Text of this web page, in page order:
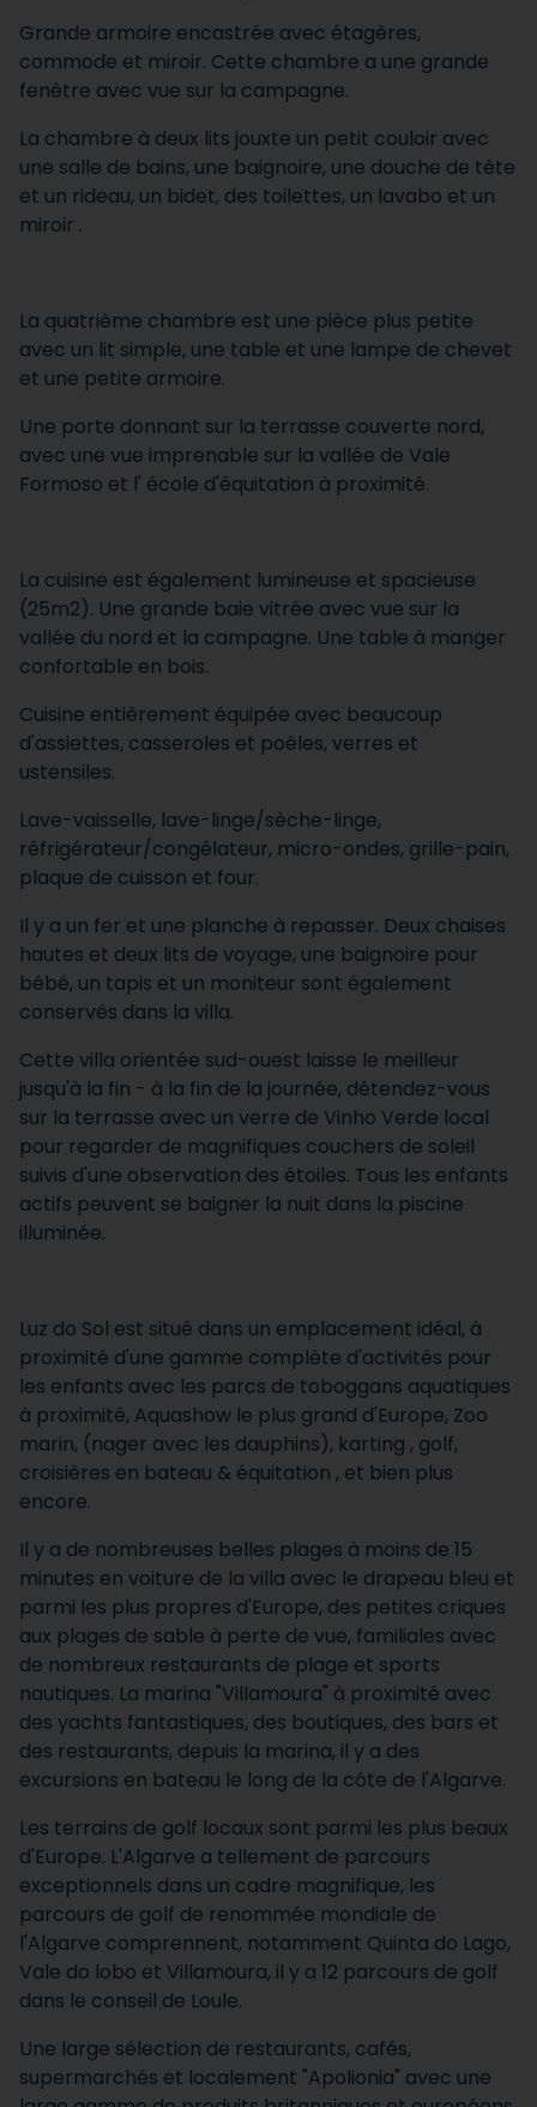
Grande armoire encastrée avec étagères,
commode et miroir. Cette chambre a une grande
fenêtre avec vue sur la campagne.
La chambre à deux lits jouxte un petit couloir avec
une salle de bains, une baignoire, une douche de tête
et un rideau, un bidet, des toilettes, un lavabo et un
miroir .
La quatrième chambre est une pièce plus petite
avec un lit simple, une table et une lampe de chevet
et une petite armoire.
Une porte donnant sur la terrasse couverte nord,
avec une vue imprenable sur la vallée de Vale
Formoso et l' école d'équitation à proximité.
La cuisine est également lumineuse et spacieuse
(25m2). Une grande baie vitrée avec vue sur la
vallée du nord et la campagne. Une table à manger
confortable en bois.
Cuisine entièrement équipée avec beaucoup
d'assiettes, casseroles et poêles, verres et
ustensiles.
Lave-vaisselle, lave-linge/sèche-linge,
réfrigérateur/congélateur, micro-ondes, grille-pain,
plaque de cuisson et four.
Il y a un fer et une planche à repasser. Deux chaises
hautes et deux lits de voyage, une baignoire pour
bébé, un tapis et un moniteur sont également
conservés dans la villa.
Cette villa orientée sud-ouest laisse le meilleur
jusqu'à la fin - à la fin de la journée, détendez-vous
sur la terrasse avec un verre de Vinho Verde local
pour regarder de magnifiques couchers de soleil
suivis d'une observation des étoiles. Tous les enfants
actifs peuvent se baigner la nuit dans la piscine
illuminée.
Luz do Sol est situé dans un emplacement idéal, à
proximité d'une gamme complète d'activités pour
les enfants avec les parcs de toboggans aquatiques
à proximité, Aquashow le plus grand d'Europe, Zoo
marin, (nager avec les dauphins), karting , golf,
croisières en bateau & équitation , et bien plus
encore.
Il y a de nombreuses belles plages à moins de 15
minutes en voiture de la villa avec le drapeau bleu et
parmi les plus propres d'Europe, des petites criques
aux plages de sable à perte de vue, familiales avec
de nombreux restaurants de plage et sports
nautiques. La marina "Villamoura" à proximité avec
des yachts fantastiques, des boutiques, des bars et
des restaurants, depuis la marina, il y a des
excursions en bateau le long de la côte de l'Algarve.
Les terrains de golf locaux sont parmi les plus beaux
d'Europe. L'Algarve a tellement de parcours
exceptionnels dans un cadre magnifique, les
parcours de golf de renommée mondiale de
l'Algarve comprennent, notamment Quinta do Lago,
Vale do lobo et Villamoura, il y a 12 parcours de golf
dans le conseil de Loule.
Une large sélection de restaurants, cafés,
supermarchés et localement "Apolionia" avec une